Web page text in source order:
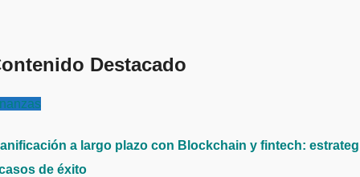
Destacado
a largo plazo con Blockchain y fintech:
de éxito